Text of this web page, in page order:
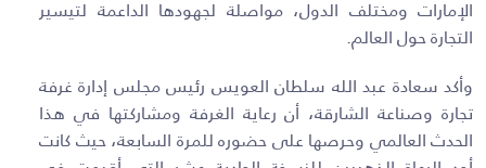
الإمارات ومختلف الدول، مواصلة لجهودها الداعمة لتيسير
التجارة حول العالم.
وأكد سعادة عبد الله سلطان العويس رئيس مجلس إدارة غرفة
تجارة وصناعة الشارقة، أن رعاية الغرفة ومشاركتها في هذا
الحدث العالمي وحرصها على حضوره للمرة السابعة، حيث كانت